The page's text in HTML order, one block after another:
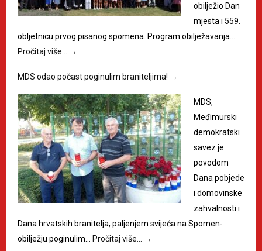
obilježio Dan
mjesta i 559.
obljetnicu prvog pisanog spomena. Program obilježavanja…
Pročitaj više…
→
MDS odao počast poginulim braniteljima! →
MDS,
Međimurski
demokratski
savez je
povodom
Dana pobjede
i domovinske
zahvalnosti i
Dana hrvatskih branitelja, paljenjem svijeća na Spomen-
obilježju poginulim…
Pročitaj više… →